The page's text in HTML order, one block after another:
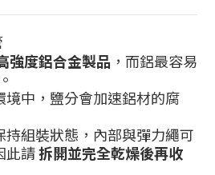
強度鋁合金製品 ，而鋁最容易
境中，鹽分會加速鋁材的腐
持組裝狀態，內部與彈力繩可
此請拆開並完全乾燥後再收